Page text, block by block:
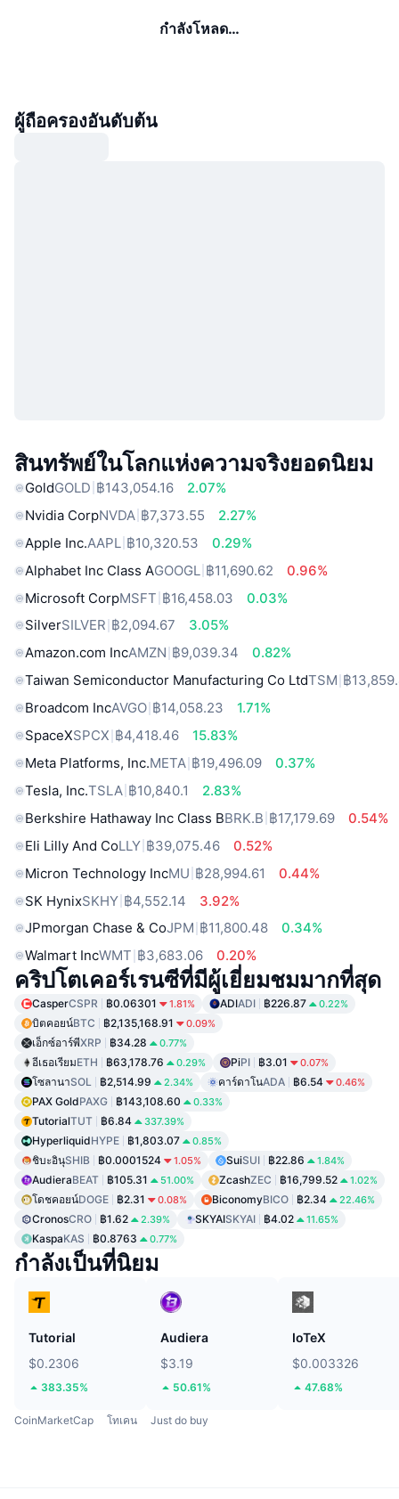
กำลังโหลด…
ผู้ถือครองอันดับต้น
สินทรัพย์ในโลกแห่งความจริงยอดนิยม
GoldGOLD ฿143,054.16
2.07%
Nvidia CorpNVDA ฿7,373.55
2.27%
Apple Inc.AAPL ฿10,320.53
0.29%
Alphabet Inc Class AGOOGL ฿11,690.62
0.96%
Microsoft CorpMSFT ฿16,458.03
0.03%
SilverSILVER ฿2,094.67
3.05%
Amazon.com IncAMZN ฿9,039.34
0.82%
Taiwan Semiconductor Manufacturing Co LtdTSM ฿
Broadcom IncAVGO ฿14,058.23
1.71%
SpaceXSPCX ฿4,418.46
15.83%
Meta Platforms, Inc.META ฿19,496.09
0.37%
Tesla, Inc.TSLA ฿10,840.1
2.83%
Berkshire Hathaway Inc Class BBRK.B ฿17,179.69
0.54%
Eli Lilly And CoLLY ฿39,075.46
0.52%
Micron Technology IncMU ฿28,994.61
0.44%
SK HynixSKHY ฿4,552.14
3.92%
JPmorgan Chase & CoJPM ฿11,800.48
0.34%
Walmart IncWMT ฿3,683.06 0.20%
คริปโตเคอร์เรนซีที่มีผู้เยี่ยมชมมากที่สุด
CasperCSPR ฿0.06301 1.81% ADIADI ฿226.87 0.22%
บิตคอยน์BTC ฿2,135,168.91 0.09%
เอ็กซ์อาร์พีXRP ฿34.28 0.77%
อีเธอเรียมETH ฿63,178.76 0.29% PiPI ฿3.01 0.07%
โซลานาSOL ฿2,514.99 2.34% คาร์ดาโนADA ฿6.54 0.46%
PAX GoldPAXG ฿143,108.60 0.33%
TutorialTUT ฿6.84 337.39%
HyperliquidHYPE ฿1,803.07 0.85%
ชิบะอินุSHIB ฿0.0001524 1.05% SuiSUI ฿22.86 1.84%
AudieraBEAT ฿105.31 51.00% ZcashZEC ฿16,799.52 1.02%
โดชคอยน์DOGE ฿2.31 0.08% BiconomyBICO ฿2.34 22.46%
CronosCRO ฿1.62 2.39% SKYAISKYAI ฿4.02 11.65%
KaspaKAS ฿0.8763 0.77%
กำลังเป็นที่นิยม
Tutorial
$0.2306
383.35%
Audiera
$3.19
50.61%
IoTeX
$0.003326
47.68%
CoinMarketCap โทเคน Just do buy